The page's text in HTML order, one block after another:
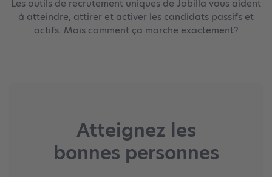
Les outils de recrutement uniques de Jobilla vous aident
à atteindre, attirer et activer les candidats passifs et
actifs. Mais comment ça marche exactement?
Atteignez les
bonnes personnes